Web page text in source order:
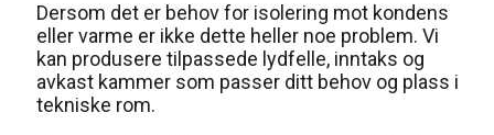
Dersom det er behov for isolering mot kondens
eller varme er ikke dette heller noe problem. Vi
kan produsere tilpassede lydfelle, inntaks og
avkast kammer som passer ditt behov og plass i
tekniske rom.